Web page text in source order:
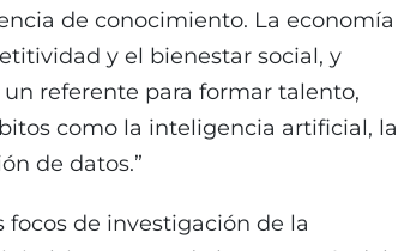
de conocimiento. La economía
y el bienestar social, y
referente para formar talento,
como la inteligencia artificial, la
de datos.”
focos de investigación de la